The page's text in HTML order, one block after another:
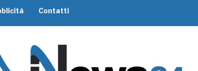
Contatti